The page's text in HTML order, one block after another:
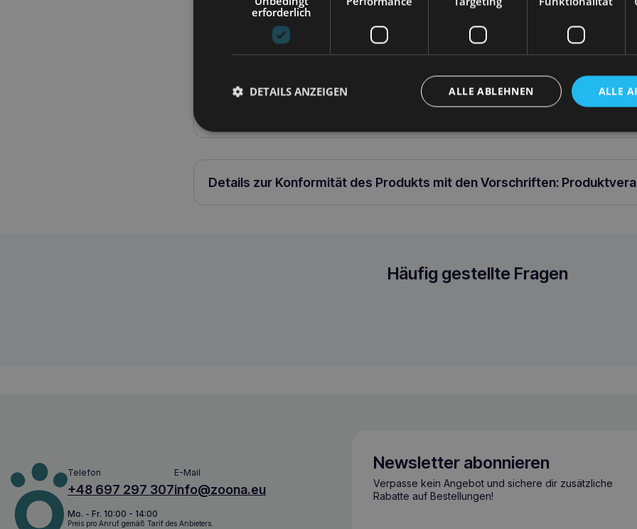
Produktbeschreibung
Petosan Spielzeugzahnbürste mit Doppelkopf für XS (unter 3 kg) Hundezahnreinigung +
Doppelkopfes, deckt die Zähne ab und reinigt sie auf beiden Seiten gleichzeitig.die
die Reinigungseffizienz der Zähne.die Petosan Zahnpasta hat einen Hühnergeschmack
Haustiere formuliert, um zu helfen, Plaque zu entfernen und Zahnsteinbildung zu
Details zur Konformität des Produkts mit den Vorschriften:
Häufig gestellte Fragen
Telefon
+48 697 297 307
E-Mail
info@zoona.eu
Mo. - Fr. 10:00 - 14:00
Preis pro Anruf gemäß Tarif des Anbieters.
Newsletter abonnieren
Verpasse kein Angebot und sichere dir zusätzliche
Rabatte auf Bestellungen!
erforderlich
ALLE
ALLE ABLEHNEN
DETAILS ANZEIGEN